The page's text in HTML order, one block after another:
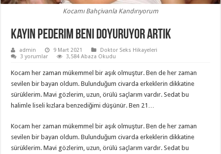
Kocamı Bahçivanla Kandırıyorum
Kayın pederim beni doyuruyor artık
admin 9 Mart 2021
Doktor Seks Hikayeleri
3 yorumlar
3,584 Abaza Okudu
Kocam her zaman mükemmel bir aşık olmuştur. Ben de her zaman
sevilen bir bayan oldum. Bulunduğum civarda erkeklerin dikkatine
sürüklerim. Mavi gözlerim, uzun, örülü saçlarım vardır. Sedat bu
halimle liseli kızlara benzediğimi düşünür. Ben 21…
Kocam her zaman mükemmel bir aşık olmuştur. Ben de her zaman
sevilen bir bayan oldum. Bulunduğum civarda erkeklerin dikkatine
sürüklerim. Mavi gözlerim, uzun, örülü saçlarım vardır. Sedat bu